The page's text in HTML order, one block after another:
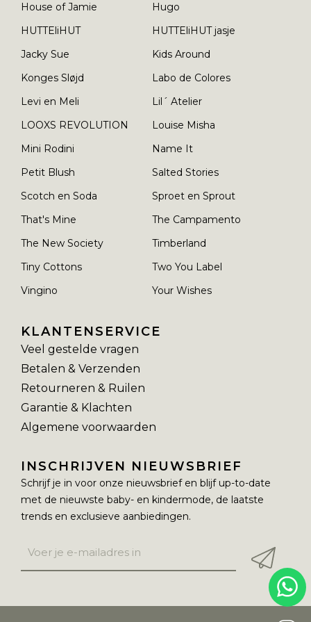
House of Jamie
Hugo
HUTTEliHUT
HUTTEliHUT jasje
Jacky Sue
Kids Around
Konges Sløjd
Labo de Colores
Levi en Meli
Lil´ Atelier
LOOXS REVOLUTION
Louise Misha
Mini Rodini
Name It
Petit Blush
Salted Stories
Scotch en Soda
Sproet en Sprout
That's Mine
The Campamento
The New Society
Timberland
Tiny Cottons
Two You Label
Vingino
Your Wishes
KLANTENSERVICE
Veel gestelde vragen
Betalen & Verzenden
Retourneren & Ruilen
Garantie & Klachten
Algemene voorwaarden
INSCHRIJVEN NIEUWSBRIEF
Schrijf je in voor onze nieuwsbrief en blijf up-to-date
met de nieuwste baby- en kindermode, de laatste
trends en exclusieve aanbiedingen.